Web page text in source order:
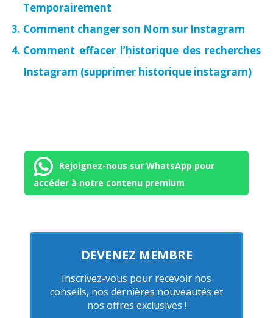
Temporairement
Comment changer son Nom sur Instagram
Comment effacer l’historique des recherches
Instagram (supprimer historique instagram)
Rejoignez-nous sur WhatsApp pour
accéder à notre contenu premium
DEVENEZ MEMBRE
Inscrivez-vous pour recevoir nos
conseils, nos dernières nouveautés et
nos offres exclusives !